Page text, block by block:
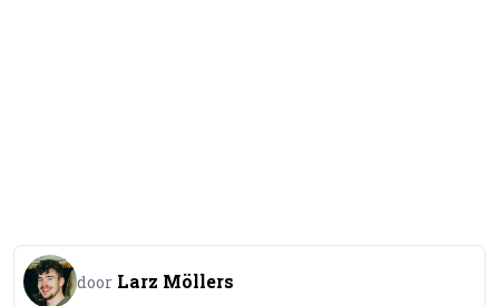
door Larz Möllers